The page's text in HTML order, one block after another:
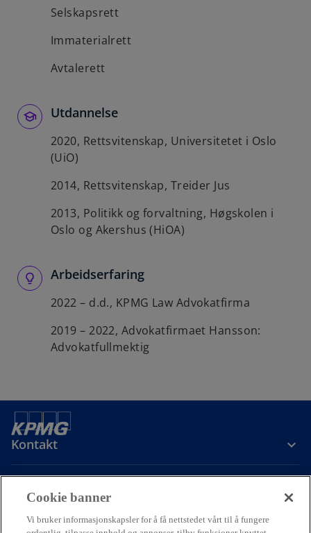
Selskapsrett
Immaterialrett
Avtalerett
Utdannelse
2020, Rettsvitenskap, Universitetet i Oslo
(UiO)
2014, Rettsvitenskap, Treider Jus
2013, Politikk og forvaltning, Høgskolen i
Oslo og Akershus (HiOA)
Arbeidserfaring
2022 – d.d., KPMG Law Advokatfirma
2019 – 2022, Advokatfirmaet Hansson:
Advokatfullmektig
Kontakt
Om oss
Cookie banner
Vi bruker informasjonskapsler for å få nettstedet vårt til å fungere